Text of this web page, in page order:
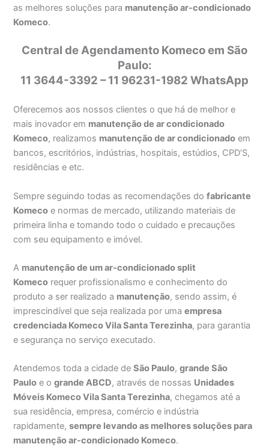
as melhores soluções para manutenção ar-condicionado
Komeco.
Central de Agendamento Komeco em São
Paulo:
11 3644-3392 – 11 96231-1982 WhatsApp
Oferecemos aos nossos clientes o que há de melhor e
mais inovador em manutenção de ar condicionado
Komeco, realizamos manutenção de ar condicionado em
bancos, escritórios, indústrias, hospitais, estúdios, CPD’S,
residências e etc.
Sempre seguindo todas as recomendações dofabricante
Komeco e normas de mercado, utilizando materiais de
primeira linha e tomando todo o cuidado e precauções
com seu equipamento e imóvel.
A manutenção de um ar-condicionado split
Komeco requer profissionalismo e conhecimento do
produto a ser realizado a manutenção, sendo assim, é
imprescindível que seja realizada por umaempresa
credenciada Komeco Vila Santa Terezinha, para garantia
e segurança no serviço executado.
Atendemos toda a cidade deSão Paulo,grande São
Paulo e ogrande ABCD, através de nossas Unidades
Móveis Komeco Vila Santa Terezinha, chegamos até a
sua residência, empresa, comércio e indústria
rapidamente,sempre levando as melhores soluções para
manutenção ar-condicionado Komeco.